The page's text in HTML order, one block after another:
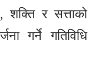
र सत्ताको
गर्ने गतिविधि